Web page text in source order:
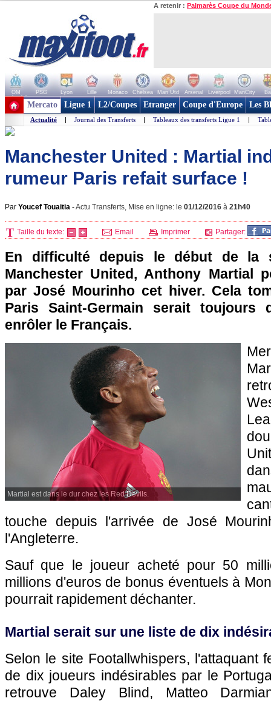
A retenir : Palmarès Coupe du
OM PSG Lyon Lille Monaco Chelsea Man Utd Arsenal Liverpool ManCity
+ de clubs
Mercato Ligue 1 L2/Coupes Etranger Coupe d'Europe Les
Actualité | Journal des Transferts | Tableaux des transferts Ligue 1 |
Manchester United : Martial
rumeur Paris refait surface !
Par Youcef Touaitia -Actu Transferts, Mise en ligne: le 01/12/2016 à 21h40
Taille du texte: Email Imprimer Partager:
En difficulté depuis le début de la
Manchester United, Anthony Martial
par José Mourinho cet hiver. Cela
Paris Saint-Germain serait
enrôler le Français.
Martial est dans le dur chez les Red Devils.
touche depuis l'arrivée de José
l'Angleterre.
Sauf que le joueur acheté pour 50
millions d'euros de bonus éventuels à
pourrait rapidement déchanter.
Martial serait sur une liste de dix
Selon le site Footallwhispers, l'attaquant
de dix joueurs indésirables par le
retrouve Daley Blind, Matteo